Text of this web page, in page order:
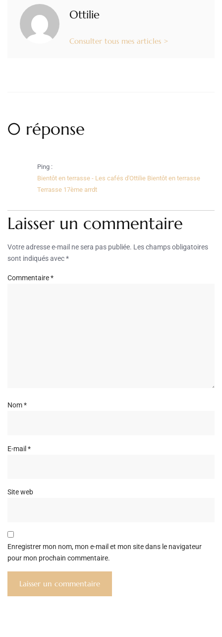
Ottilie
Consulter tous mes articles >
0 réponse
Ping :
Bientôt en terrasse - Les cafés d'Ottilie Bientôt en terrasse
Terrasse 17ème arrdt
Laisser un commentaire
Votre adresse e-mail ne sera pas publiée. Les champs obligatoires
sont indiqués avec*
Commentaire*
Nom*
E-mail*
Site web
Enregistrer mon nom, mon e-mail et mon site dans le navigateur
pour mon prochain commentaire.